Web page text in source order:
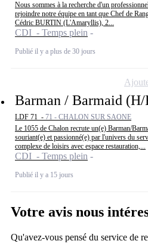
Nous sommes à la recherche d'un
rejoindre notre équipe en tant que Chef de
Cédric BURTIN (L'Amaryllis), 2...
CDI - Temps plein
Publié il y a plus de 30 jours
Barman / Barmaid (H/
LDF 71 - 71 - CHALON SUR SAONE
Le 1055 de Chalon recrute un(e) Barman/
souriant(e) et passionné(e) par l'univers du
complexe de loisirs avec espace restauration,...
CDI - Temps plein
Publié il y a 15 jours
Votre avis nous
Qu'avez-vous pensé du service de